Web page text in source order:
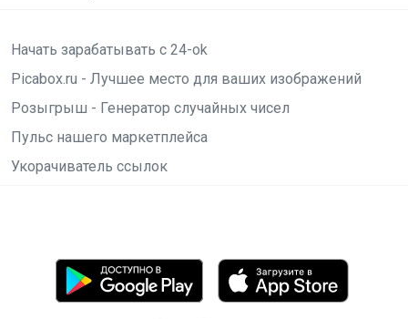
Начать зарабатывать с 24-ok
Picabox.ru - Лучшее место для ваших изображений
Розыгрыш - Генератор случайных чисел
Пульс нашего маркетплейса
Укорачиватель ссылок